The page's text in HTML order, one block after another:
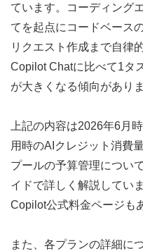
ています。コーディング
てを起点にコードベース
リクエスト作成まで自律
Copilot Chatに比べて1タ
が大きくなる傾向がありま
上記の内容は2026年6月
用時のAIクレジット消費
プールの予算管理につい
イドで詳しく解説してい
Copilot公式料金ページも
また、各プランの詳細に